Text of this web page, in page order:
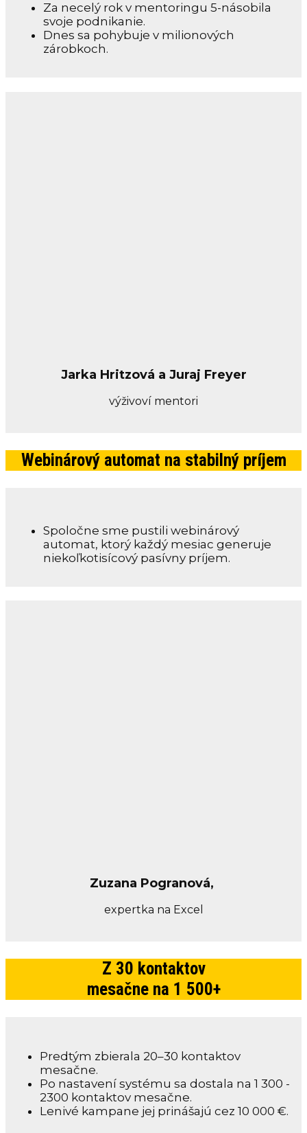
Za necelý rok v mentoringu 5-násobila
svoje podnikanie.
Dnes sa pohybuje v milionových
zárobkoch.
Jarka Hritzová a Juraj Freyer
výživoví mentori
Webinárový automat na stabilný príjem
Spoločne sme pustili webinárový
automat, ktorý každý mesiac generuje
niekoľkotisícový pasívny príjem.
Zuzana Pogranová,
expertka na Excel
Z 30 kontaktov
mesačne na 1 500+
Predtým zbierala 20–30 kontaktov
mesačne.
Po nastavení systému sa dostala na 1 300 -
2300 kontaktov mesačne.
Lenivé kampane jej prinášajú cez 10 000 €.